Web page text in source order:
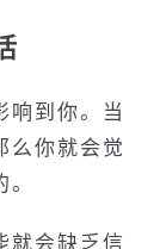
响到你。当
么你就会觉
就会缺乏信